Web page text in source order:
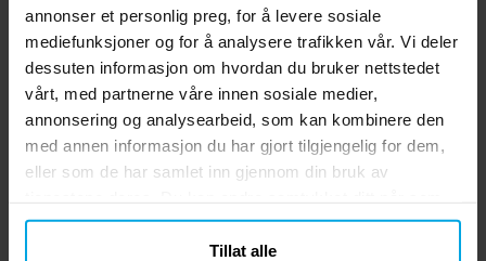
annonser et personlig preg, for å levere sosiale
mediefunksjoner og for å analysere trafikken vår. Vi deler
dessuten informasjon om hvordan du bruker nettstedet
vårt, med partnerne våre innen sosiale medier,
annonsering og analysearbeid, som kan kombinere den
med annen informasjon du har gjort tilgjengelig for dem,
eller som de har samlet inn gjennom din bruk av
helst.
Tillat alle